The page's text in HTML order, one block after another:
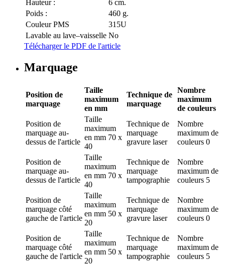
Hauteur :
6 cm.
Poids :
460 g.
Couleur PMS
315U
Lavable au lave–vaisselle No
Télécharger le PDF de l'article
Marquage
Position de
marquage
Taille
maximum
en mm
Technique de
marquage
Nombre
maximum
de couleurs
Position de
marquage au-
dessus de l'article
Taille
maximum
en mm 70 x
40
Technique de
marquage
gravure laser
Nombre
maximum de
couleurs 0
Position de
marquage au-
dessus de l'article
Taille
maximum
en mm 70 x
40
Technique de
marquage
tampographie
Nombre
maximum de
couleurs 5
Position de
marquage côté
gauche de l'article
Taille
maximum
en mm 50 x
20
Technique de
marquage
gravure laser
Nombre
maximum de
couleurs 0
Position de
marquage côté
gauche de l'article
Taille
maximum
en mm 50 x
20
Technique de
marquage
tampographie
Nombre
maximum de
couleurs 5